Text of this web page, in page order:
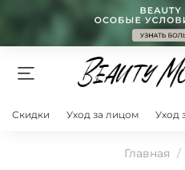
Скидки Уход за лицом Уход
Главная